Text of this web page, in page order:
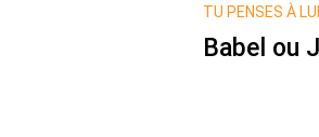
TU PENSES À
Babel ou